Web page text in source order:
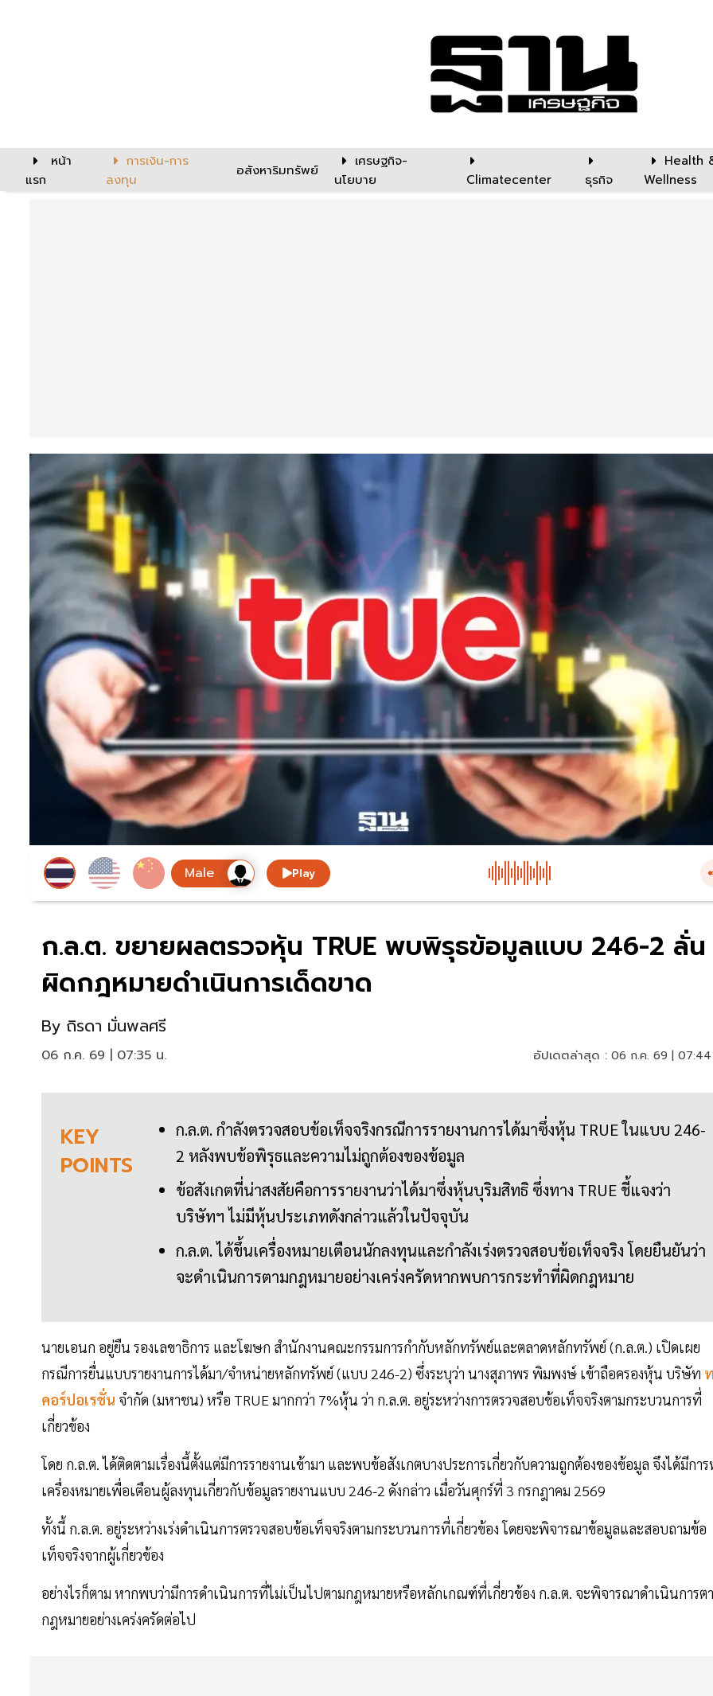
หน้า
แรก
การเงิน-การ
ลงทุน
อสังหาริมทรัพย์
เศรษฐกิจ-
นโยบาย
Climatecenter ธุรกิจ
Health
Wellness
Play
ก.ล.ต. ขยายผลตรวจหุ้น TRUE พบพิรุธข้อมูลแบบ 246-2 ลั่น
ผิดกฎหมายดำเนินการเด็ดขาด
By ถิรดา มั่นพลศรี
06 ก.ค. 69 | 07:35 น. อัปเดตล่าสุด : 06 ก.ค. 69 |
KEY
POINTS
ก.ล.ต. กำลังตรวจสอบข้อเท็จจริงกรณีการรายงานการได้มาซึ่งหุ้น TRUE ในแบบ 246-
2 หลังพบข้อพิรุธและความไม่ถูกต้องของข้อมูล
ข้อสังเกตที่น่าสงสัยคือการรายงานว่าได้มาซึ่งหุ้นบุริมสิทธิ ซึ่งทาง TRUE ชี้แจงว่า
บริษัทฯ ไม่มีหุ้นประเภทดังกล่าวแล้วในปัจจุบัน
ก.ล.ต. ได้ขึ้นเครื่องหมายเตือนนักลงทุนและกำลังเร่งตรวจสอบข้อเท็จจริง โดยยืนยันว่า
จะดำเนินการตามกฎหมายอย่างเคร่งครัดหากพบการกระทำที่ผิดกฎหมาย
นายเอนก อยู่ยืน รองเลขาธิการ และโฆษก สำนักงานคณะกรรมการกำกับหลักทรัพย์และตลาดหลักทรัพย์ (ก.ล.ต.) เปิดเผย
กรณีการยื่นแบบรายงานการได้มา/จำหน่ายหลักทรัพย์ (แบบ 246-2) ซึ่งระบุว่า นางสุภาพร พิมพงษ์ เข้าถือครองหุ้น บริษัท
คอร์ปอเรชั่น จำกัด (มหาชน) หรือ TRUE มากกว่า 7%หุ้น ว่า ก.ล.ต. อยู่ระหว่างการตรวจสอบข้อเท็จจริงตามกระบวนการที่
เกี่ยวข้อง
โดย ก.ล.ต. ได้ติดตามเรื่องนี้ตั้งแต่มีการรายงานเข้ามา และพบข้อสังเกตบางประการเกี่ยวกับความถูกต้องของข้อมูล จึงได้มีกา
เครื่องหมายเพื่อเตือนผู้ลงทุนเกี่ยวกับข้อมูลรายงานแบบ 246-2 ดังกล่าว เมื่อวันศุกร์ที่ 3 กรกฎาคม 2569
ทั้งนี้ ก.ล.ต. อยู่ระหว่างเร่งดำเนินการตรวจสอบข้อเท็จจริงตามกระบวนการที่เกี่ยวข้อง โดยจะพิจารณาข้อมูลและสอบถามข้อ
เท็จจริงจากผู้เกี่ยวข้อง
อย่างไรก็ตาม หากพบว่ามีการดำเนินการที่ไม่เป็นไปตามกฎหมายหรือหลักเกณฑ์ที่เกี่ยวข้อง ก.ล.ต. จะพิจารณาดำเนินการต
กฎหมายอย่างเคร่งครัดต่อไป